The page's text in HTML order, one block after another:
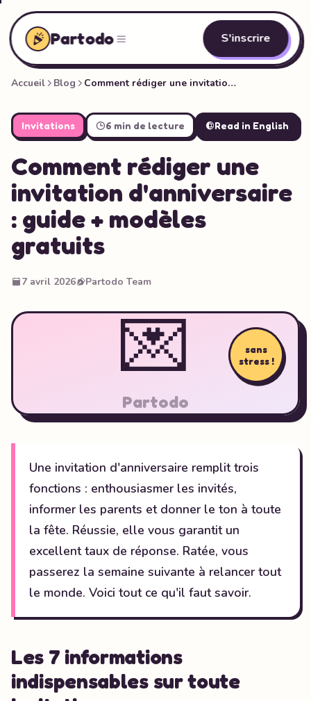
Partodo S'inscrire
Accueil Blog Comment rédiger une invitation d'anniversaire : guide + modèles gratuits
Invitations 6 min de lecture Read in English
Comment rédiger une
invitation d'anniversaire
: guide + modèles
gratuits
7 avril 2026 Partodo Team
💌
Partodo
sans
stress !
Une invitation d'anniversaire remplit trois
fonctions : enthousiasmer les invités,
informer les parents et donner le ton à toute
la fête. Réussie, elle vous garantit un
excellent taux de réponse. Ratée, vous
passerez la semaine suivante à relancer tout
le monde. Voici tout ce qu'il faut savoir.
Les 7 informations
indispensables sur toute